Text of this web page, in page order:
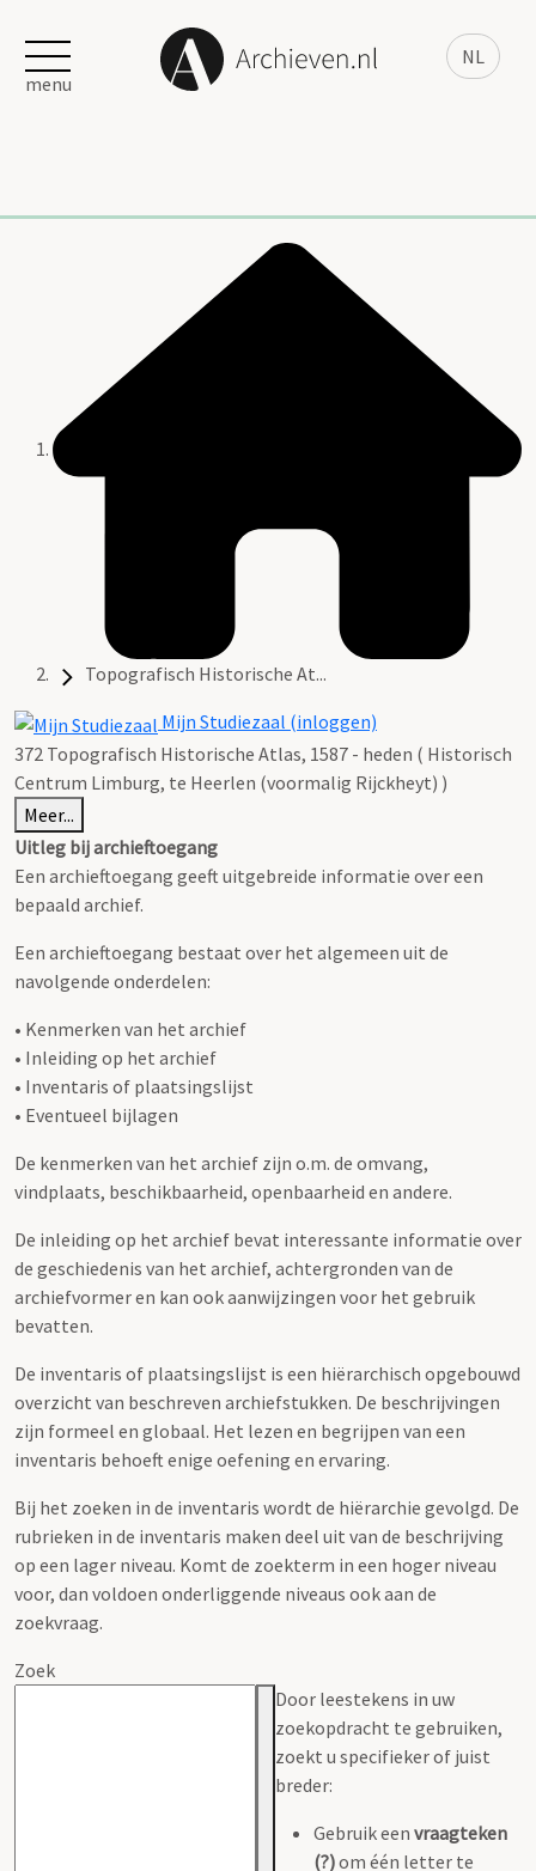
NL
menu
Topografisch Historische At...
Mijn Studiezaal (inloggen)
372 Topografisch Historische Atlas, 1587 - heden ( Historisch
Centrum Limburg, te Heerlen (voormalig Rijckheyt) )
Meer...
Uitleg bij archieftoegang
Een archieftoegang geeft uitgebreide informatie over een
bepaald archief.
Een archieftoegang bestaat over het algemeen uit de
navolgende onderdelen:
• Kenmerken van het archief
• Inleiding op het archief
• Inventaris of plaatsingslijst
• Eventueel bijlagen
De kenmerken van het archief zijn o.m. de omvang,
vindplaats, beschikbaarheid, openbaarheid en andere.
De inleiding op het archief bevat interessante informatie over
de geschiedenis van het archief, achtergronden van de
archiefvormer en kan ook aanwijzingen voor het gebruik
bevatten.
De inventaris of plaatsingslijst is een hiërarchisch opgebouwd
overzicht van beschreven archiefstukken. De beschrijvingen
zijn formeel en globaal. Het lezen en begrijpen van een
inventaris behoeft enige oefening en ervaring.
Bij het zoeken in de inventaris wordt de hiërarchie gevolgd. De
rubrieken in de inventaris maken deel uit van de beschrijving
op een lager niveau. Komt de zoekterm in een hoger niveau
voor, dan voldoen onderliggende niveaus ook aan de
zoekvraag.
Zoek
Door leestekens in uw
zoekopdracht te gebruiken,
zoekt u specifieker of juist
breder:
Gebruik een vraagteken
(?)om één letter te